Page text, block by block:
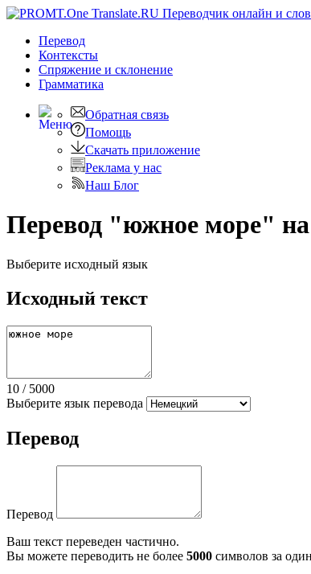
Перевод
Контексты
Спряжение и склонение
Грамматика
Обратная связь
Помощь
Скачать приложение
Реклама у нас
Наш Блог
Перевод "южное море"
Выберите исходный язык
Исходный текст
10 / 5000
Выберите язык перевода
Перевод
Перевод
Ваш текст переведен частично.
Вы можете переводить не более 5000 символов за